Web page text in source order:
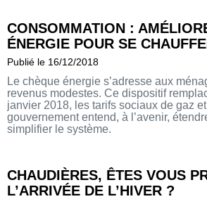
CONSOMMATION :
ÉNERGIE POUR SE
Publié le 16/12/2018
Le chèque énergie s’adresse aux
revenus modestes. Ce dispositif
janvier 2018, les tarifs sociaux de gaz
gouvernement entend, à l’avenir,
simplifier le système.
CHAUDIÈRES, ÊTES VOUS
L’ARRIVÉE DE L’HIVER ?